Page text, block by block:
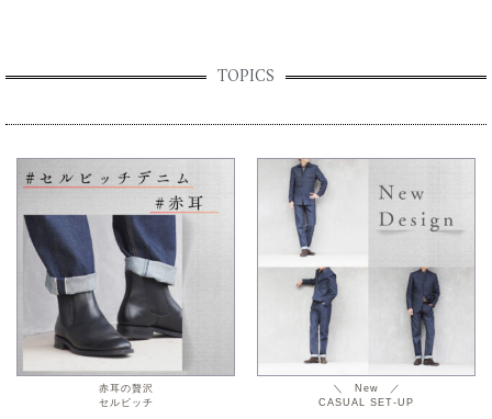
TOPICS
赤耳の贅沢
セルビッチ
＼ New ／
CASUAL SET-UP